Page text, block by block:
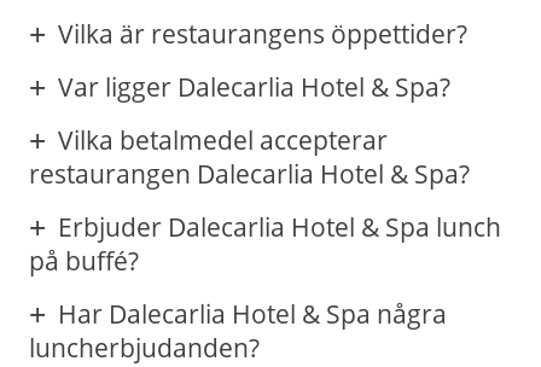
Vilka är restaurangens öppettider?
Var ligger Dalecarlia Hotel & Spa?
Vilka betalmedel accepterar
restaurangen Dalecarlia Hotel & Spa?
Erbjuder Dalecarlia Hotel & Spa lunch
på buffé?
Har Dalecarlia Hotel & Spa några
luncherbjudanden?